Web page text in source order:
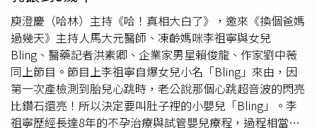
在查顏色？」，民進黨想用10萬元的個人事業投資題目，蓋
掉近2000萬元的人民納稅錢大爭議。真正該出面說清楚的
不是葛如鈞，而是蘇巧慧。
庾澄慶（哈林）主持《哈！真相大白了》，邀來《換個爸媽
過幾天》主持人馬大元醫師、凍齡媽咪李祖寧與女兒
Bling、醫藥記者洪素卿、企業家男星賴俊龍、作家劉中薇
同上節目。節目上李祖寧自爆女兒小名「Bling」來由，因
第一次產檢測到胎兒心跳時，老公說那個心跳超音波的閃亮
比鑽石還亮！所以決定要叫肚子裡的小嬰兒「Bling」。李
祖寧歷經長達8年的不孕治療與試管嬰兒療程，過程相當辛